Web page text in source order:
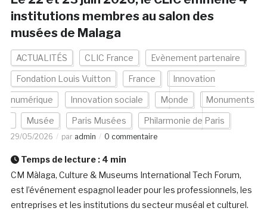
institutions membres au salon des
musées de Malaga
ACTUALITÉS CLIC France Evènement partenaire
Fondation Louis Vuitton France Innovation
numérique Innovation sociale Monde Monuments
Musée Paris Musées Philarmonie de Paris
29/05/2026 par admin 0 commentaire
Temps de lecture : 4 min
CM Màlaga, Culture & Museums International Tech Forum,
est l’événement espagnol leader pour les professionnels, les
entreprises et les institutions du secteur muséal et culturel.